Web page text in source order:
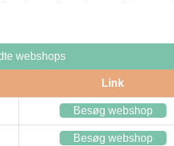
webshops
Link
Besøg webshop
Besøg webshop